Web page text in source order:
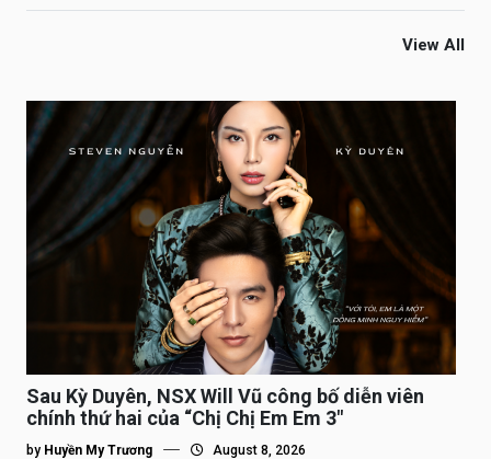
View All
Sau Kỳ Duyên, NSX Will Vũ công bố diễn viên
chính thứ hai của “Chị Chị Em Em 3″
by Huyền My Trương August 8, 2026